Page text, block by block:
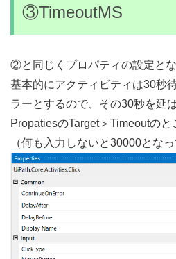
③TimeoutMS
②と同じくプロパティの設定とな
基本的にアクティビティは30秒
ラーとするので、その30秒を延
PropatiesのTarget＞Timeoutのと
（何も入力しないと30000とな